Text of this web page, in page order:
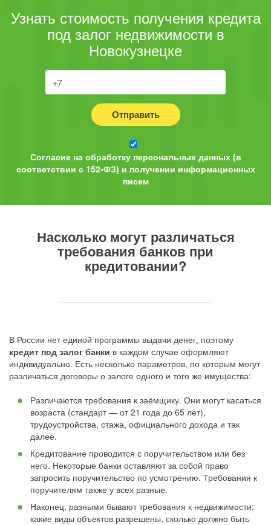
Узнать стоимость получения кредита
под залог недвижимости в
Новокузнецке
Отправить
Согласие на обработку персональных данных (в
соответствии с 152-ФЗ) и получении информационных
писем
Насколько могут различаться
требования банков при
кредитовании?
В России нет единой программы выдачи денег, поэтому
кредит под залог банки в каждом случае оформляют
индивидуально. Есть несколько параметров, по которым могут
различаться договоры о залоге одного и того же имущества:
Различаются требования к заёмщику. Они могут касаться
возраста (стандарт — от 21 года до 65 лет),
трудоустройства, стажа, официального дохода и так
далее.
Кредитование проводится с поручительством или без
него. Некоторые банки оставляют за собой право
запросить поручительство по усмотрению. Требования к
поручителям также у всех разные.
Наконец, разными бывают требования к недвижимости:
какие виды объектов разрешены, сколько должно быть